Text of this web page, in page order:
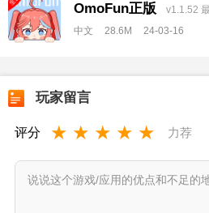
OmoFun正版
v1.1.52
中文
28.6M 24-03-16
玩家留言
评分 ★ ★ ★ ★ ★ 力荐